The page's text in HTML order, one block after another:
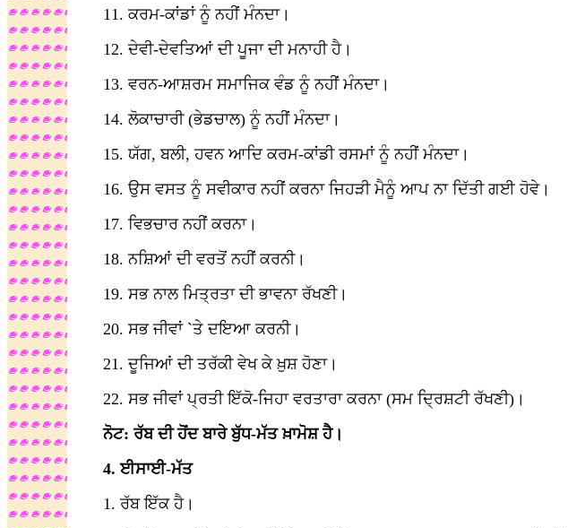
11. ਕਰਮ-ਕਾਂਡਾਂ ਨੂੰ ਨਹੀਂ ਮੰਨਦਾ।
12. ਦੇਵੀ-ਦੇਵਤਿਆਂ ਦੀ ਪੂਜਾ ਦੀ ਮਨਾਹੀ ਹੈ।
13. ਵਰਨ-ਆਸ਼ਰਮ ਸਮਾਜਿਕ ਵੰਡ ਨੂੰ ਨਹੀਂ ਮੰਨਦਾ।
14. ਲੋਕਾਚਾਰੀ (ਭੇਡਚਾਲ) ਨੂੰ ਨਹੀਂ ਮੰਨਦਾ।
15. ਯੱਗ, ਬਲੀ, ਹਵਨ ਆਦਿ ਕਰਮ-ਕਾਂਡੀ ਰਸਮਾਂ ਨੂੰ ਨਹੀਂ ਮੰਨਦਾ।
16. ਉਸ ਵਸਤ ਨੂੰ ਸਵੀਕਾਰ ਨਹੀਂ ਕਰਨਾ ਜਿਹੜੀ ਮੈਨੂੰ ਆਪ ਨਾ ਦਿੱਤੀ ਗਈ ਹੋਵੇ।
17. ਵਿਭਚਾਰ ਨਹੀਂ ਕਰਨਾ।
18. ਨਸ਼ਿਆਂ ਦੀ ਵਰਤੋਂ ਨਹੀਂ ਕਰਨੀ।
19. ਸਭ ਨਾਲ ਮਿਤ੍ਰਤਾ ਦੀ ਭਾਵਨਾ ਰੱਖਣੀ।
20. ਸਭ ਜੀਵਾਂ `ਤੇ ਦਇਆ ਕਰਨੀ।
21. ਦੂਜਿਆਂ ਦੀ ਤਰੱਕੀ ਵੇਖ ਕੇ ਖ਼ੁਸ਼ ਹੋਣਾ।
22. ਸਭ ਜੀਵਾਂ ਪ੍ਰਤੀ ਇੱਕੋ-ਜਿਹਾ ਵਰਤਾਰਾ ਕਰਨਾ (ਸਮ ਦ੍ਰਿਸ਼ਟੀ ਰੱਖਣੀ)।
ਨੋਟ: ਰੱਬ ਦੀ ਹੋਂਦ ਬਾਰੇ ਬੁੱਧ-ਮੱਤ ਖ਼ਾਮੋਸ਼ ਹੈ।
4. ਈਸਾਈ-ਮੱਤ
1. ਰੱਬ ਇੱਕ ਹੈ।